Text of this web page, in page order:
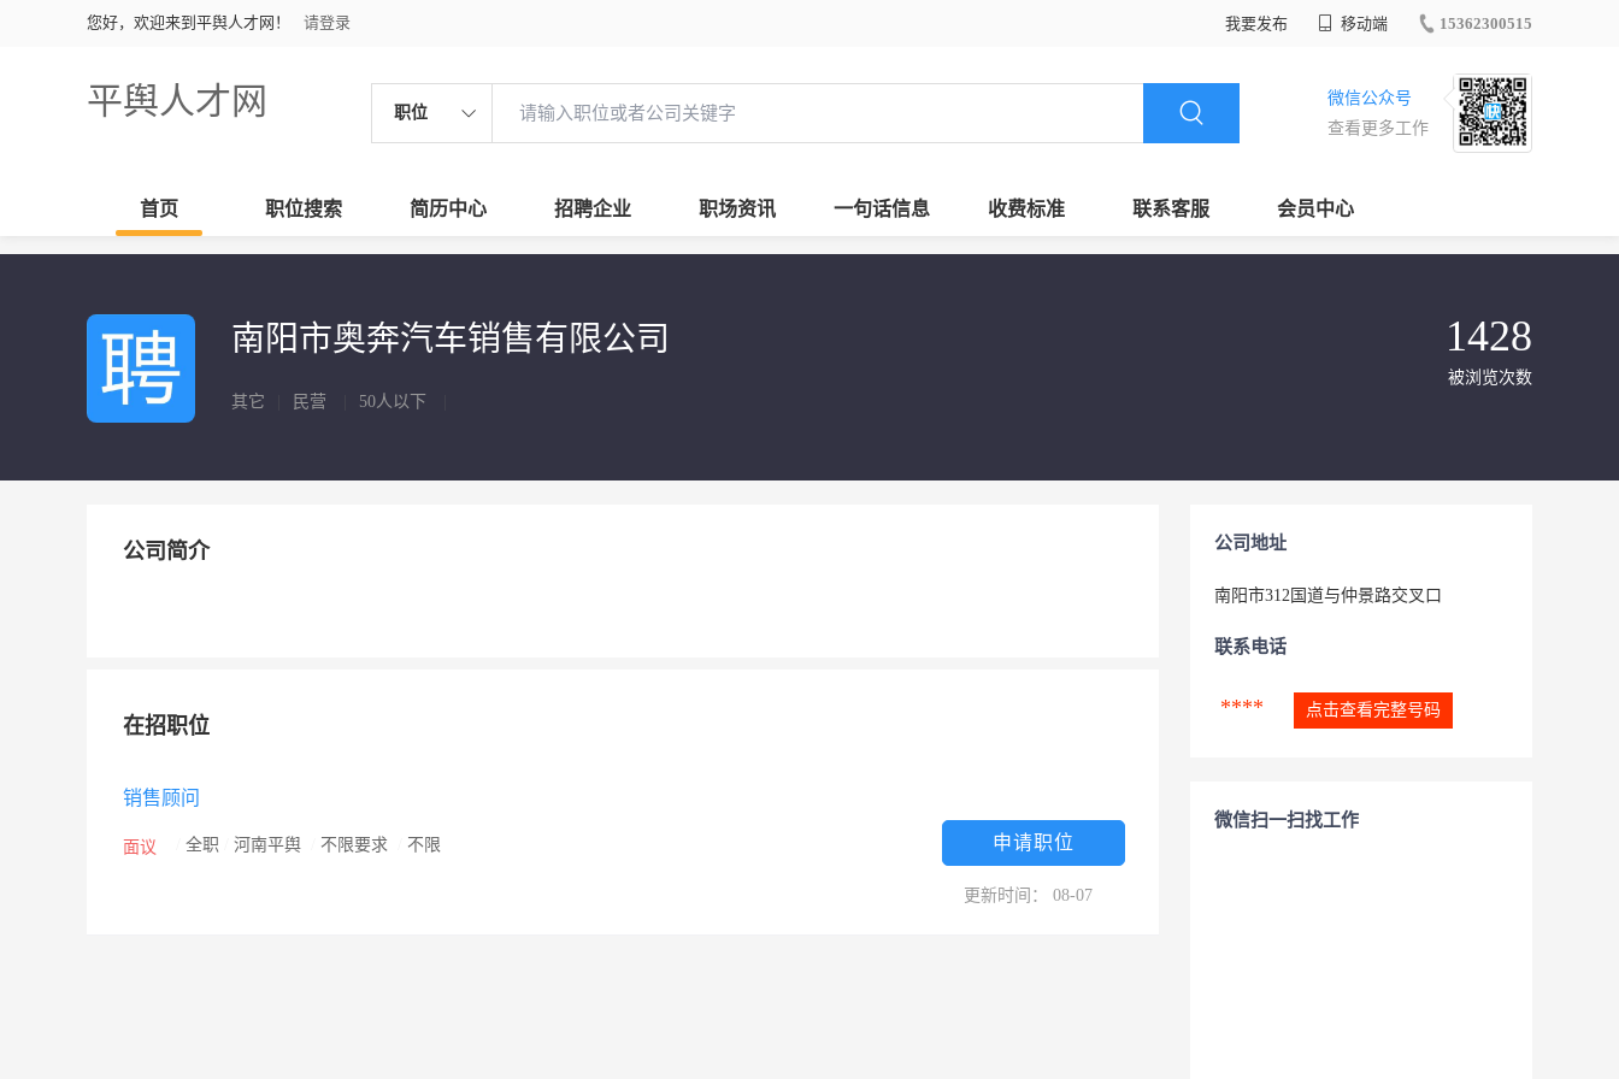
您好，欢迎来到平舆人才网！ 请登录 我要发布 移动端 15362300515
平舆人才网 职位
微信公众号
查看更多工作
首页 职位搜索 简历中心 招聘企业 职场资讯 一句话信息 收费标准 联系客服 会员中心
南阳市奥奔汽车销售有限公司
其它 民营 50人以下
1428
被浏览次数
公司简介
在招职位
销售顾问
面议 全职 河南平舆 不限要求 不限 申请职位
更新时间： 08-07
公司地址
南阳市312国道与仲景路交叉口
联系电话
**** 点击查看完整号码
微信扫一扫找工作